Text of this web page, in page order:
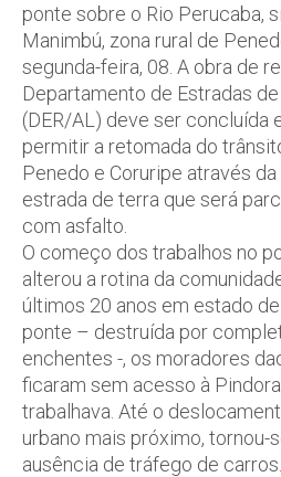
ponte sobre o Rio Perucaba,
Manimbú, zona rural de
segunda-feira, 08. A obra de
Departamento de Estradas
(DER/AL) deve ser concluída
permitir a retomada do
Penedo e Coruripe através
estrada de terra que será
com asfalto.
O começo dos trabalhos no
alterou a rotina da
últimos 20 anos em estado
ponte – destruída por
enchentes -, os moradores
ficaram sem acesso à
trabalhava. Até o
urbano mais próximo, tornou-
ausência de tráfego de carros.